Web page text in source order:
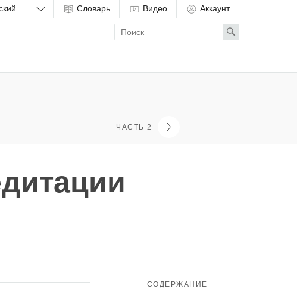
Словарь Видео Аккаунт
Enter
search
term
Search
ЧАСТЬ 2
СОДЕРЖАНИЕ